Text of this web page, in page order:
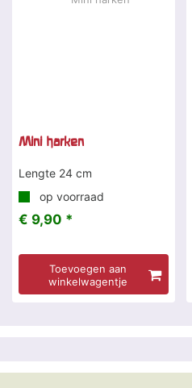
Mini harken
Lengte 24 cm
op voorraad
€ 9,90 *
Toevoegen aan
winkelwagentje